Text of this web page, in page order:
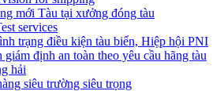
mới Tàu tại xưởng đóng tàu
services
trạng điều kiện tàu biển, Hiệp hội PNI
giám định an toàn theo yêu cầu hãng tàu
hải
siêu trường siêu trọng